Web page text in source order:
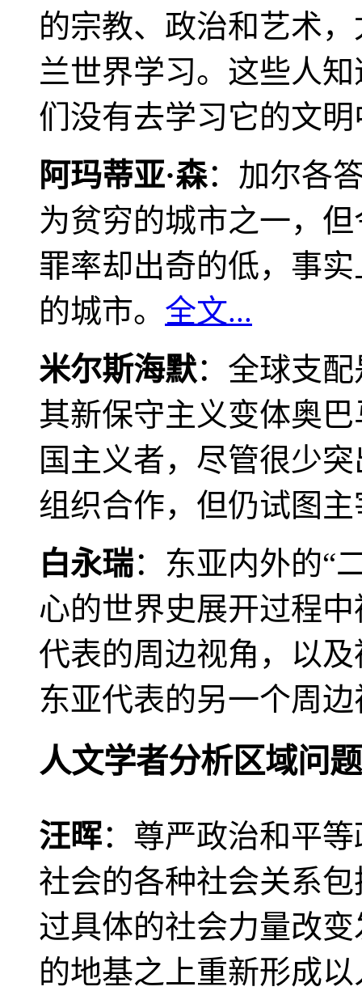
的宗教、政治和艺术
兰世界学习。这些人
们没有去学习它的文
阿玛蒂亚·森：加尔各
为贫穷的城市之一，
罪率却出奇的低，事
的城市。 全文...
米尔斯海默：全球支
其新保守主义变体奥
国主义者，尽管很少
组织合作，但仍试图
白永瑞：东亚内外的“
心的世界史展开过程
代表的周边视角，以
东亚代表的另一个周
人文学者分析区域问题
汪晖：尊严政治和平
社会的各种社会关系
过具体的社会力量改
的地基之上重新形成